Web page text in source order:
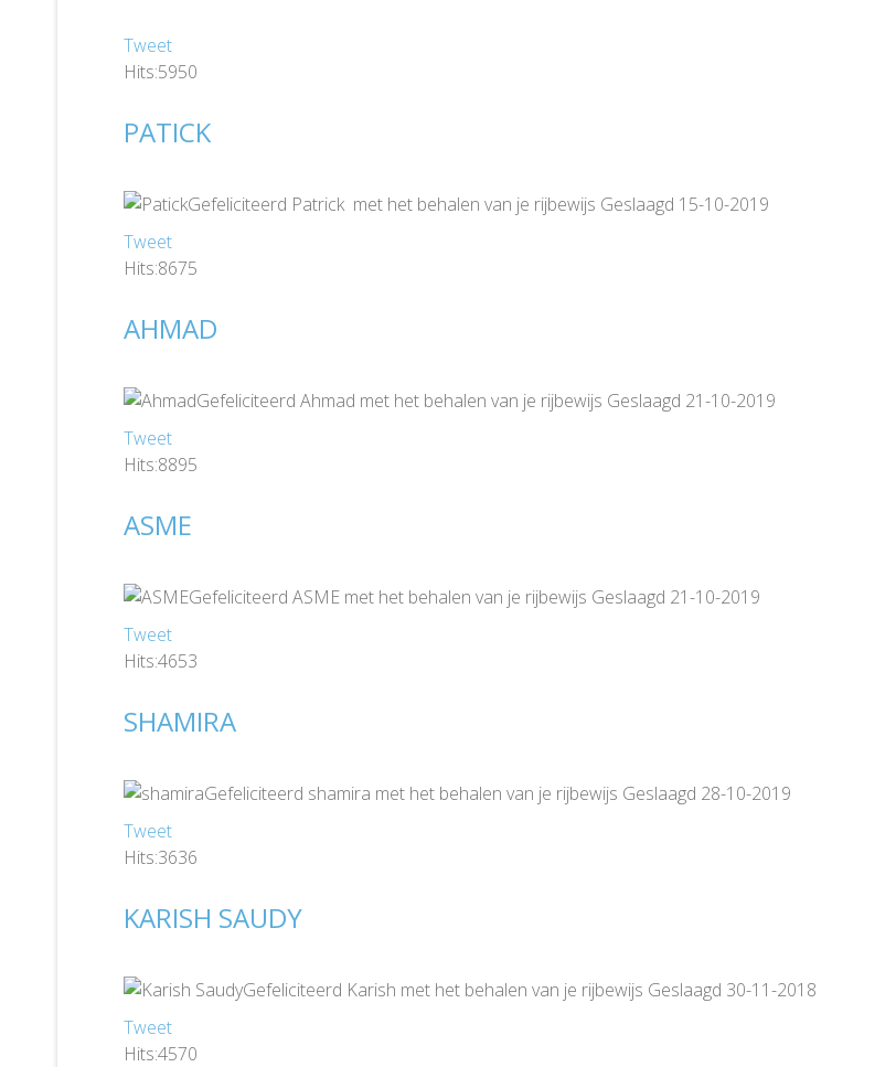
Tweet
Hits:5950
PATICK
Gefeliciteerd Patrick met het behalen van je rijbewijs Geslaagd 15-10-2019
Tweet
Hits:8675
AHMAD
Gefeliciteerd Ahmad met het behalen van je rijbewijs Geslaagd 21-10-2019
Tweet
Hits:8895
ASME
Gefeliciteerd ASME met het behalen van je rijbewijs Geslaagd 21-10-2019
Tweet
Hits:4653
SHAMIRA
Gefeliciteerd shamira met het behalen van je rijbewijs Geslaagd 28-10-2019
Tweet
Hits:3636
KARISH SAUDY
Gefeliciteerd Karish met het behalen van je rijbewijs Geslaagd 30-11-2018
Tweet
Hits:4570